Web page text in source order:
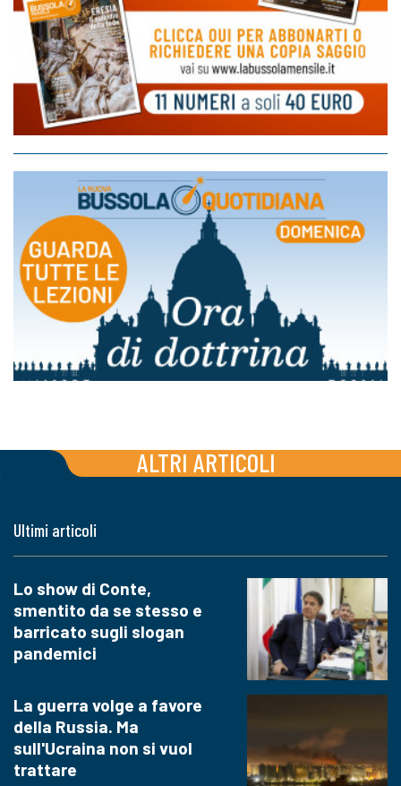
ALTRI ARTICOLI
Ultimi articoli
Lo show di Conte,
smentito da se stesso e
barricato sugli slogan
pandemici
La guerra volge a favore
della Russia. Ma
sull'Ucraina non si vuol
trattare